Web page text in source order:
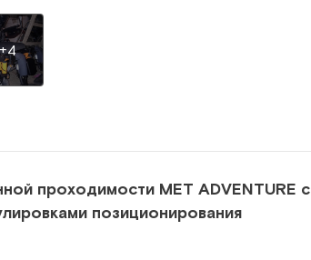
проходимости МЕТ ADVENTURE с
позиционирования